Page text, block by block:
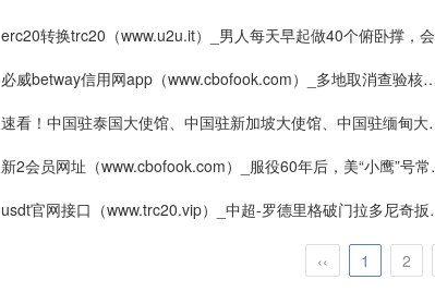
erc20转换trc20（www.u2u.it）_男人每天早起做40个俯卧撑，会收获什么好处？最后一个很多人喜欢
必威betway信用网app（www.cbofook.com）_多地取消查验核酸证明！
速看！中国驻泰国大使馆、中国驻新加坡大使馆、中国驻缅甸大使馆发布重要提醒
新2会员网址（www.cbofook.com）_服役60年后，美“小鹰”号常规动力航母即将被拆解
usdt官网接口（www.trc20.vip）_中超-罗德里格破门拉多尼奇扳平梅州客家1-1津门虎
‹‹ 1 2